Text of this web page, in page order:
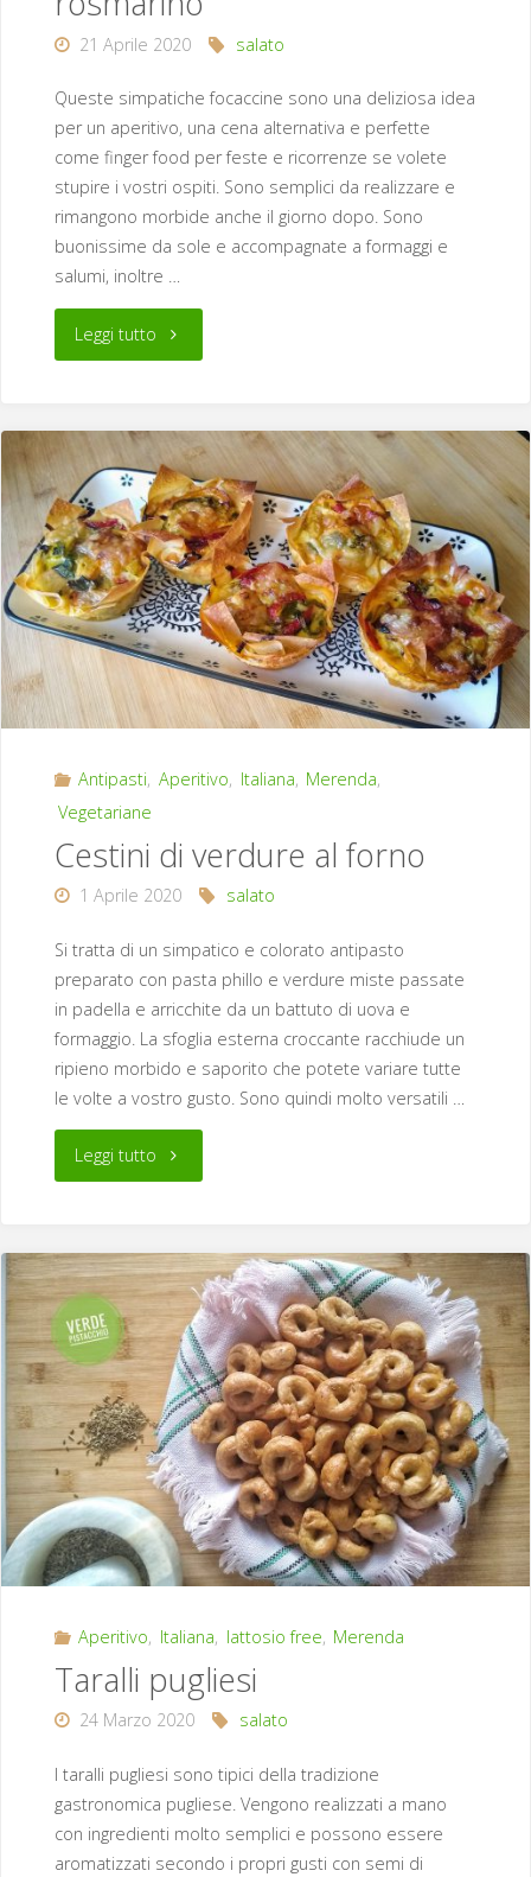
21 Aprile 2020 salato
Queste simpatiche focaccine sono una deliziosa idea
per un aperitivo, una cena alternativa e perfette
come finger food per feste e ricorrenze se volete
stupire i vostri ospiti. Sono semplici da realizzare e
rimangono morbide anche il giorno dopo. Sono
buonissime da sole e accompagnate a formaggi e
salumi, inoltre …
Leggi tutto"Focaccine
zucca
e
rosmarino"
Antipasti, Aperitivo, Italiana, Merenda,
Vegetariane
Cestini di verdure al forno
1 Aprile 2020 salato
Si tratta di un simpatico e colorato antipasto
preparato con pasta phillo e verdure miste passate
in padella e arricchite da un battuto di uova e
formaggio. La sfoglia esterna croccante racchiude un
ripieno morbido e saporito che potete variare tutte
le volte a vostro gusto. Sono quindi molto versatili …
Leggi tutto"Cestini
verdure
forno"
Aperitivo, Italiana, lattosio free, Merenda
Taralli pugliesi
24 Marzo 2020 salato
I taralli pugliesi sono tipici della tradizione
gastronomica pugliese. Vengono realizzati a mano
con ingredienti molto semplici e possono essere
aromatizzati secondo i propri gusti con semi di